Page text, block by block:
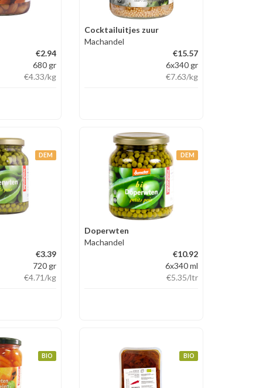
€2.94
680 gr
€4.33/kg
Cocktailuitjes zuur
Machandel
€15.57
6x340 gr
€7.63/kg
DEM
€3.39
720 gr
€4.71/kg
DEM
Doperwten
Machandel
€10.92
6x340 ml
€5.35/ltr
BIO BIO